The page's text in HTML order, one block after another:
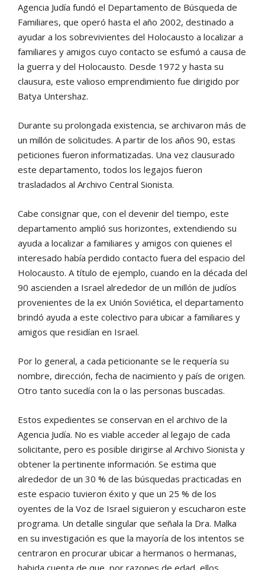
Agencia Judía fundó el Departamento de Búsqueda de
Familiares, que operó hasta el año 2002, destinado a
ayudar a los sobrevivientes del Holocausto a localizar a
familiares y amigos cuyo contacto se esfumó a causa de
la guerra y del Holocausto. Desde 1972 y hasta su
clausura, este valioso emprendimiento fue dirigido por
Batya Untershaz.
Durante su prolongada existencia, se archivaron más de
un millón de solicitudes. A partir de los años 90, estas
peticiones fueron informatizadas. Una vez clausurado
este departamento, todos los legajos fueron
trasladados al Archivo Central Sionista.
Cabe consignar que, con el devenir del tiempo, este
departamento amplió sus horizontes, extendiendo su
ayuda a localizar a familiares y amigos con quienes el
interesado había perdido contacto fuera del espacio del
Holocausto. A título de ejemplo, cuando en la década del
90 ascienden a Israel alrededor de un millón de judíos
provenientes de la ex Unión Soviética, el departamento
brindó ayuda a este colectivo para ubicar a familiares y
amigos que residían en Israel.
Por lo general, a cada peticionante se le requería su
nombre, dirección, fecha de nacimiento y país de origen.
Otro tanto sucedía con la o las personas buscadas.
Estos expedientes se conservan en el archivo de la
Agencia Judía. No es viable acceder al legajo de cada
solicitante, pero es posible dirigirse al Archivo Sionista y
obtener la pertinente información. Se estima que
alrededor de un 30 % de las búsquedas practicadas en
este espacio tuvieron éxito y que un 25 % de los
oyentes de la Voz de Israel siguieron y escucharon este
programa. Un detalle singular que señala la Dra. Malka
en su investigación es que la mayoría de los intentos se
centraron en procurar ubicar a hermanos o hermanas,
habida cuenta de que, por razones de edad, ellos